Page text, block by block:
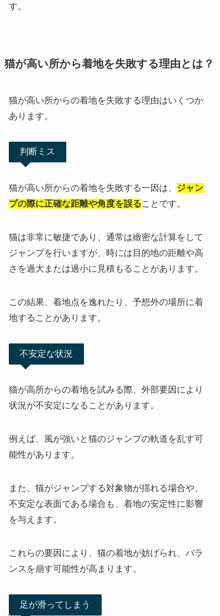
す。
猫が高い所から着地を失敗する理由とは？
猫が高い所からの着地を失敗する理由はいくつか
あります。
判断ミス
猫が高い所からの着地を失敗する一因は、
ジャン
プの際に正確な距離や角度を誤ることです。
猫は非常に敏捷であり、通常は緻密な計算をして
ジャンプを行いますが、時には目的地の距離や高
さを過大または過小に見積もることがあります。
この結果、着地点を逸れたり、予想外の場所に着
地することがあります。
不安定な状況
猫が高所からの着地を試みる際、外部要因により
状況が不安定になることがあります。
例えば、 風が強いと猫のジャンプの軌道を乱す可
能性があります。
また、猫がジャンプする対象物が揺れる場合や、
不安定な表面である場合も、着地の安定性に影響
を与えます。
これらの要因により、猫の着地が妨げられ、バラ
ンスを崩す可能性が高まります。
足が滑ってしまう